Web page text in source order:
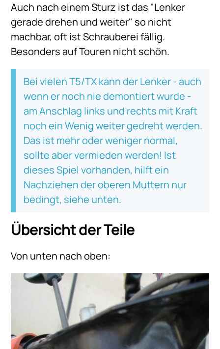
Auch nach einem Sturz ist das "Lenker
gerade drehen und weiter" so nicht
machbar, oft ist Schrauberei fällig.
Besonders auf Touren nicht schön.
Bei vielen T5/TX kann der Lenker - auch
wenn er noch nie demontiert wurde -
am Anschlag links und rechts mit Kraft
noch ein Wenig weiter gedreht werden.
Das ist mehr oder weniger normal,
sollte aber vermieden werden! Ist
dieses Spiel vorhanden, hilft ein
Nachziehen der oberen Muttern nur
bedingt, siehe unten.
Übersicht der Teile
Von unten nach oben: